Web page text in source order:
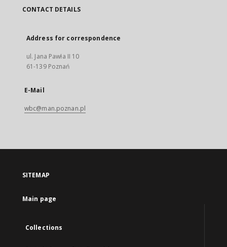
CONTACT DETAILS
Address for correspondence
ul. Jana Pawła II 10
61-139 Poznań
E-Mail
wbc@man.poznan.pl
SITEMAP
Main page
Collections